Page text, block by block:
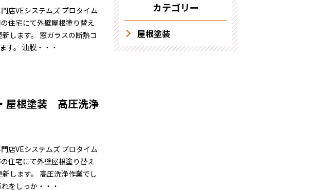
店VEシステムズ プロタイム
住宅にて外壁屋根塗り替え
します。 窓ガラスの断熱コ
す。 油膜・・・
屋根塗装 高圧洗浄
店VEシステムズ プロタイム
住宅にて外壁屋根塗り替え
します。 高圧洗浄作業でし
をしっか・・・
カテゴリー
屋根塗装